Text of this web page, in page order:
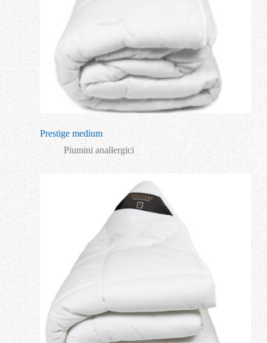
Prestige medium
Piumini anallergici